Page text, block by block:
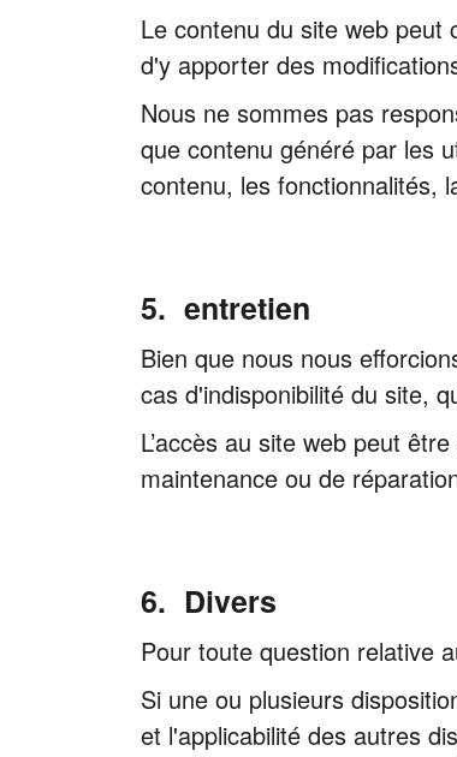
Le contenu du site web peut
d'y apporter des
Nous ne sommes pas
que contenu généré par les
contenu, les fonctionnalités,
entretien
Bien que nous nous
cas d'indisponibilité du site,
L’accès au site web peut
maintenance ou de
Divers
Pour toute question relative
Si une ou plusieurs
et l'applicabilité des autres